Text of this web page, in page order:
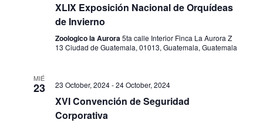
XLIX Exposición Nacional de Orquídeas
de Invierno
Zoologico la Aurora5ta calle Interior Finca La Aurora Z
13 Ciudad de Guatemala, 01013, Guatemala, Guatemala
MIÉ
23 23 October, 2024-24 October, 2024
XVI Convención de Seguridad
Corporativa